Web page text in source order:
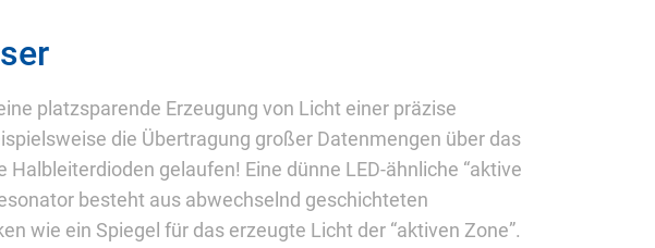
platzsparende Erzeugung von Licht einer präzise
die Übertragung großer Datenmengen über das
gelaufen! Eine dünne LED-ähnliche “aktive
besteht aus abwechselnd geschichteten
wie ein Spiegel für das erzeugte Licht der “aktiven Zone”.